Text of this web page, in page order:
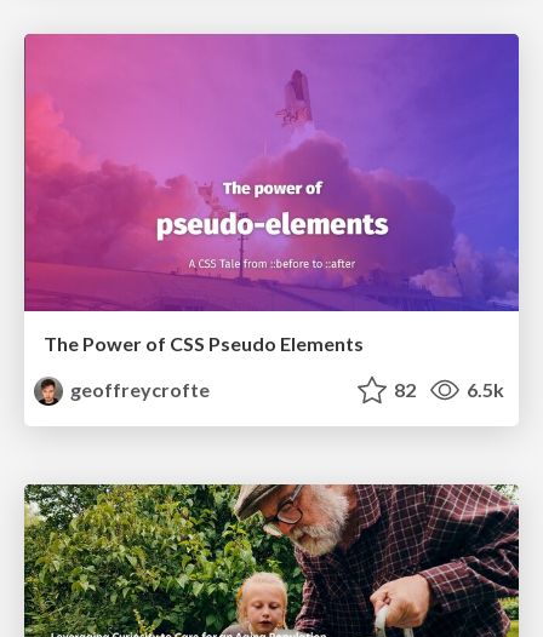
The Power of CSS Pseudo Elements
geoffreycrofte
82 6.5k